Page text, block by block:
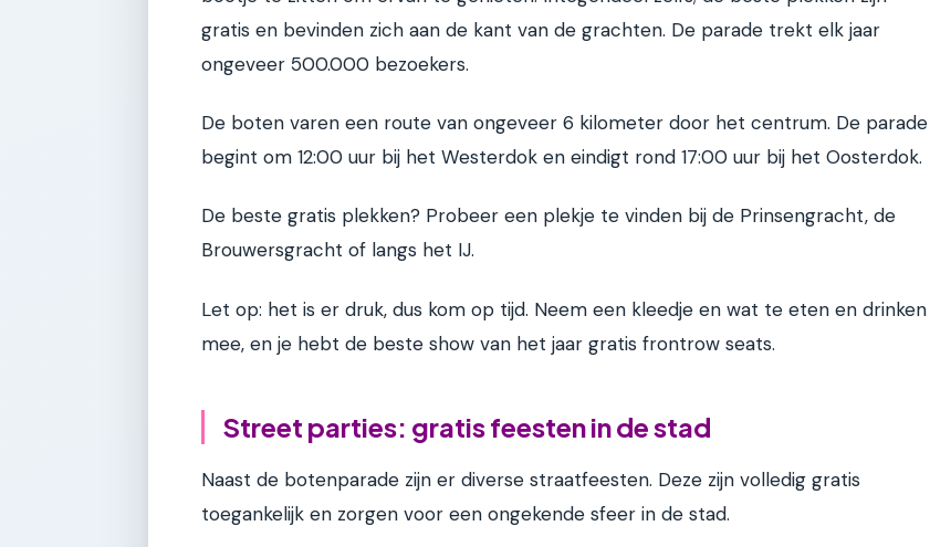
gratis en bevinden zich aan de kant van de grachten. De parade trekt elk jaar
ongeveer 500.000 bezoekers.
De boten varen een route van ongeveer 6 kilometer door het centrum. De parade
begint om 12:00 uur bij het Westerdok en eindigt rond 17:00 uur bij het Oosterdok.
De beste gratis plekken? Probeer een plekje te vinden bij de Prinsengracht, de
Brouwersgracht of langs het IJ.
Let op: het is er druk, dus kom op tijd. Neem een kleedje en wat te eten en drinken
mee, en je hebt de beste show van het jaar gratis frontrow seats.
Street parties: gratis feesten in de stad
Naast de botenparade zijn er diverse straatfeesten. Deze zijn volledig gratis
toegankelijk en zorgen voor een ongekende sfeer in de stad.